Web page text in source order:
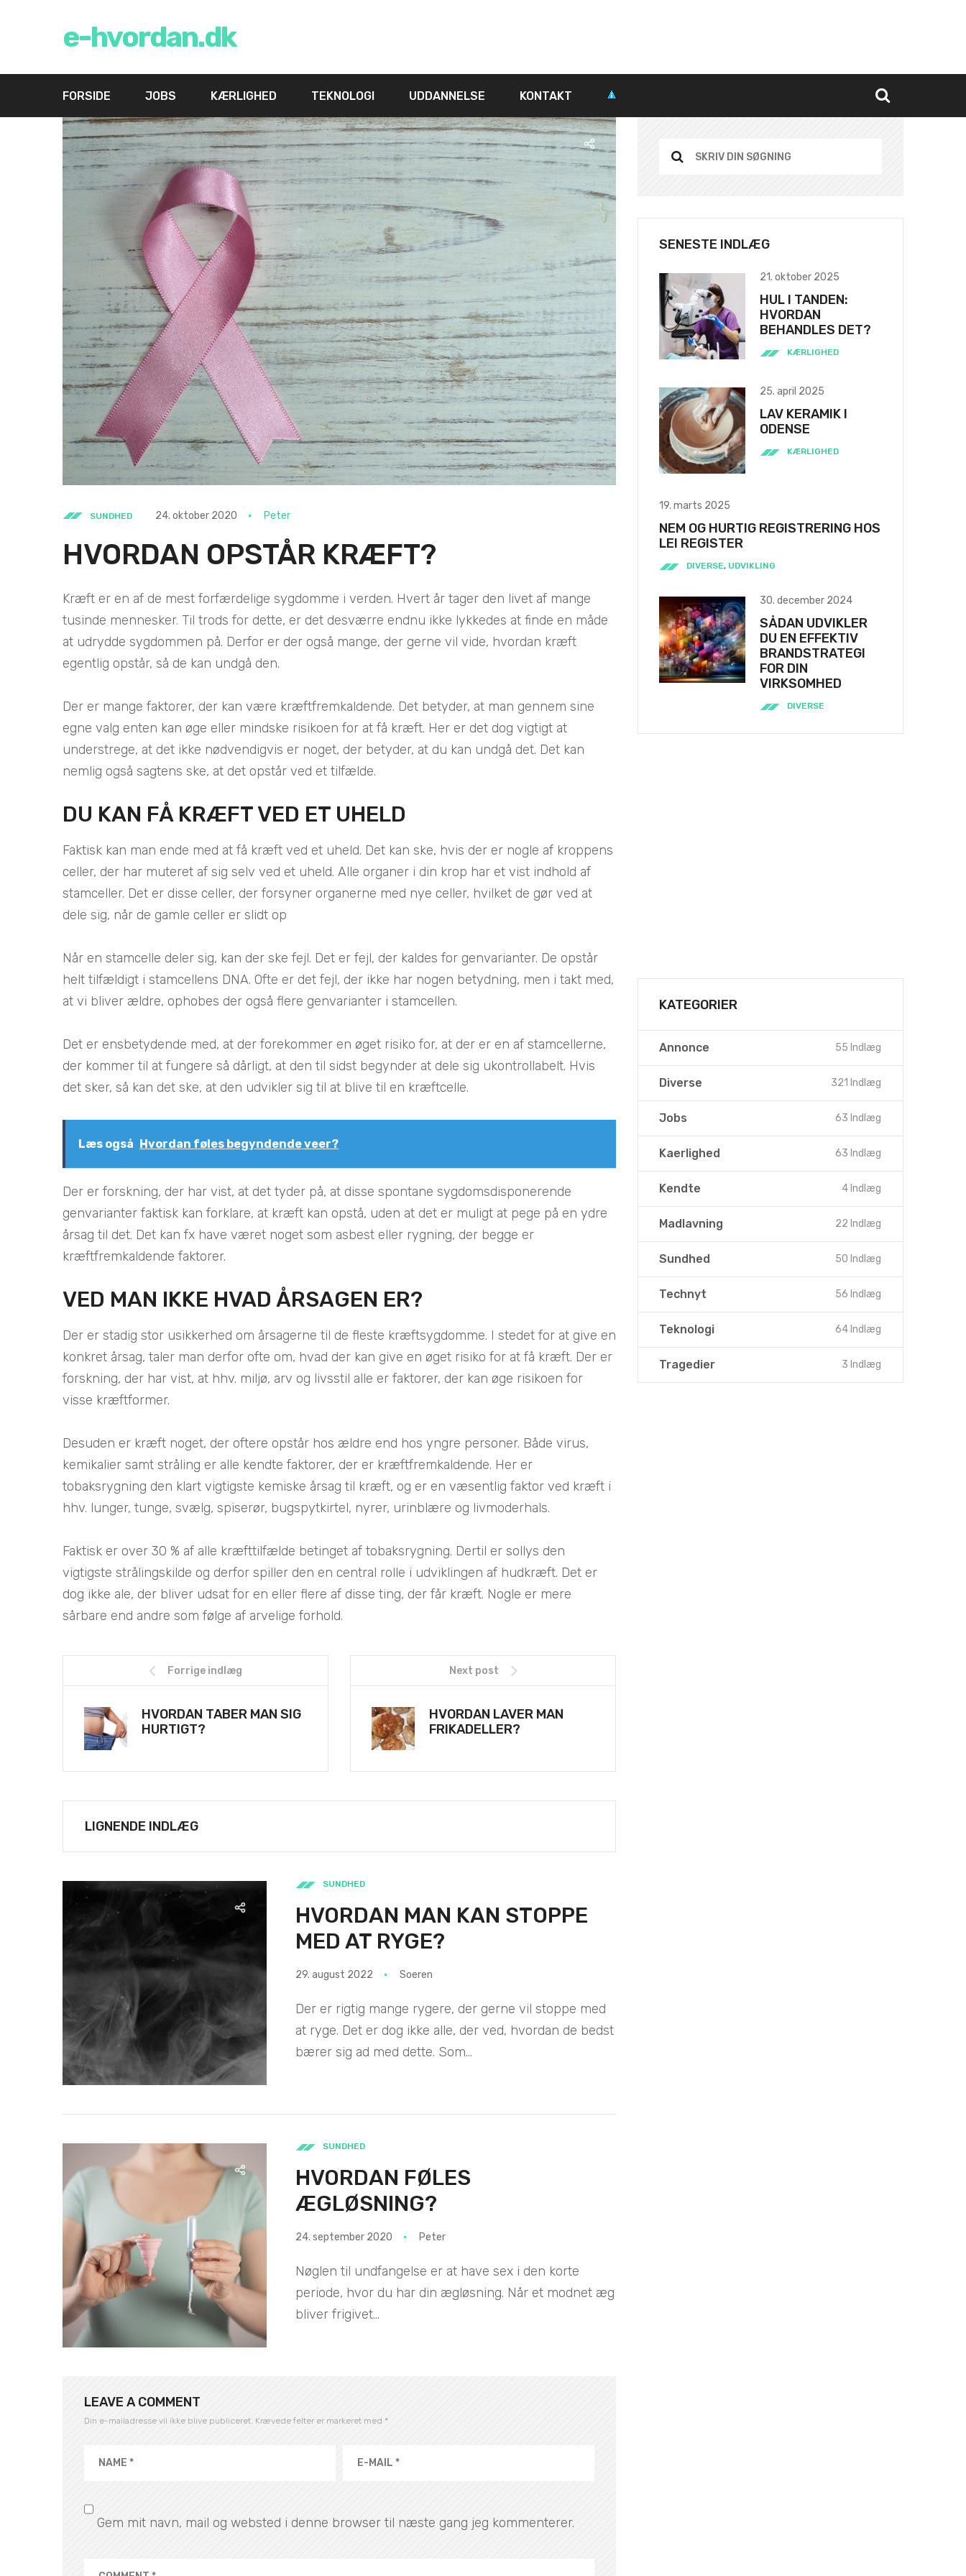
e-hvordan.dk
FORSIDE JOBS KÆRLIGHED TEKNOLOGI UDDANNELSE KONTAKT
SUNDHED 24. oktober 2020 Peter
HVORDAN OPSTÅR KRÆFT?
Kræft er en af de mest forfærdelige sygdomme i verden. Hvert år tager den livet af mange
tusinde mennesker. Til trods for dette, er det desværre endnu ikke lykkedes at finde en måde
at udrydde sygdommen på. Derfor er der også mange, der gerne vil vide, hvordan kræft
egentlig opstår, så de kan undgå den.
Der er mange faktorer, der kan være kræftfremkaldende. Det betyder, at man gennem sine
egne valg enten kan øge eller mindske risikoen for at få kræft. Her er det dog vigtigt at
understrege, at det ikke nødvendigvis er noget, der betyder, at du kan undgå det. Det kan
nemlig også sagtens ske, at det opstår ved et tilfælde.
DU KAN FÅ KRÆFT VED ET UHELD
Faktisk kan man ende med at få kræft ved et uheld. Det kan ske, hvis der er nogle af kroppens
celler, der har muteret af sig selv ved et uheld. Alle organer i din krop har et vist indhold af
stamceller. Det er disse celler, der forsyner organerne med nye celler, hvilket de gør ved at
dele sig, når de gamle celler er slidt op
Når en stamcelle deler sig, kan der ske fejl. Det er fejl, der kaldes for genvarianter. De opstår
helt tilfældigt i stamcellens DNA. Ofte er det fejl, der ikke har nogen betydning, men i takt med,
at vi bliver ældre, ophobes der også flere genvarianter i stamcellen.
Det er ensbetydende med, at der forekommer en øget risiko for, at der er en af stamcellerne,
der kommer til at fungere så dårligt, at den til sidst begynder at dele sig ukontrollabelt. Hvis
det sker, så kan det ske, at den udvikler sig til at blive til en kræftcelle.
Læs også Hvordan føles begyndende veer?
Der er forskning, der har vist, at det tyder på, at disse spontane sygdomsdisponerende
genvarianter faktisk kan forklare, at kræft kan opstå, uden at det er muligt at pege på en ydre
årsag til det. Det kan fx have været noget som asbest eller rygning, der begge er
kræftfremkaldende faktorer.
VED MAN IKKE HVAD ÅRSAGEN ER?
Der er stadig stor usikkerhed om årsagerne til de fleste kræftsygdomme. I stedet for at give en
konkret årsag, taler man derfor ofte om, hvad der kan give en øget risiko for at få kræft. Der er
forskning, der har vist, at hhv. miljø, arv og livsstil alle er faktorer, der kan øge risikoen for
visse kræftformer.
Desuden er kræft noget, der oftere opstår hos ældre end hos yngre personer. Både virus,
kemikalier samt stråling er alle kendte faktorer, der er kræftfremkaldende. Her er
tobaksrygning den klart vigtigste kemiske årsag til kræft, og er en væsentlig faktor ved kræft i
hhv. lunger, tunge, svælg, spiserør, bugspytkirtel, nyrer, urinblære og livmoderhals.
Faktisk er over 30 % af alle kræfttilfælde betinget af tobaksrygning. Dertil er sollys den
vigtigste strålingskilde og derfor spiller den en central rolle i udviklingen af hudkræft. Det er
dog ikke ale, der bliver udsat for en eller flere af disse ting, der får kræft. Nogle er mere
sårbare end andre som følge af arvelige forhold.
Forrige indlæg
HVORDAN TABER MAN SIG
HURTIGT?
Next post
HVORDAN LAVER MAN
FRIKADELLER?
LIGNENDE INDLÆG
SUNDHED
HVORDAN MAN KAN STOPPE
MED AT RYGE?
29. august 2022 Soeren
Der er rigtig mange rygere, der gerne vil stoppe med
at ryge. Det er dog ikke alle, der ved, hvordan de bedst
bærer sig ad med dette. Som...
SUNDHED
HVORDAN FØLES
ÆGLØSNING?
24. september 2020 Peter
Nøglen til undfangelse er at have sex i den korte
periode, hvor du har din ægløsning. Når et modnet æg
bliver frigivet...
LEAVE A COMMENT
Din e-mailadresse vil ikke blive publiceret. Krævede felter er markeret med *
Gem mit navn, mail og websted i denne browser til næste gang jeg kommenterer.
SENESTE INDLÆG
21. oktober 2025
HUL I TANDEN:
HVORDAN
BEHANDLES DET?
KÆRLIGHED
25. april 2025
LAV KERAMIK I
ODENSE
KÆRLIGHED
19. marts 2025
NEM OG HURTIG REGISTRERING HOS
LEI REGISTER
DIVERSE, UDVIKLING
30. december 2024
SÅDAN UDVIKLER
DU EN EFFEKTIV
BRANDSTRATEGI
FOR DIN
VIRKSOMHED
DIVERSE
KATEGORIER
Annonce 55 Indlæg
Diverse 321 Indlæg
Jobs 63 Indlæg
Kaerlighed 63 Indlæg
Kendte 4 Indlæg
Madlavning 22 Indlæg
Sundhed 50 Indlæg
Technyt 56 Indlæg
Teknologi 64 Indlæg
Tragedier 3 Indlæg